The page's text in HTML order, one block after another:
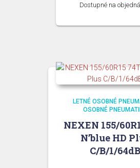
Dostupné na
LETNÉ OSOBNÉ
OSOBNÉ
NEXEN 155/
N’blue HD
C/B/1/64dB